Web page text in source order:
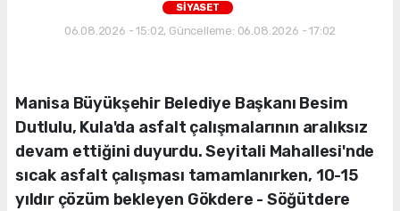
SİYASET
06.08.2026 - 15:02, Güncelleme: 06.08.2026 - 17:02
Manisa Büyükşehir Belediye Başkanı Besim
Dutlulu, Kula'da asfalt çalışmalarının aralıksız
devam ettiğini duyurdu. Seyitali Mahallesi'nde
sıcak asfalt çalışması tamamlanırken, 10-15
yıldır çözüm bekleyen Gökdere - Söğütdere